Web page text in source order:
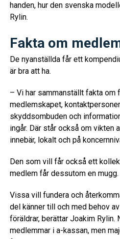
handen, hur den svenska
Rylin.
Fakta om
De nyanställda får ett
är bra att ha.
– Vi har sammanställt fakta om
medlemskapet,
skyddsombuden och
ingår. Där står också om vikten
innebär, lokalt och på
Den som vill får också ett
medlem får dessutom en mugg.
Vissa vill fundera och
del känner till och med behov
föräldrar, berättar Joakim Rylin.
medlemmar i a-kassan, men